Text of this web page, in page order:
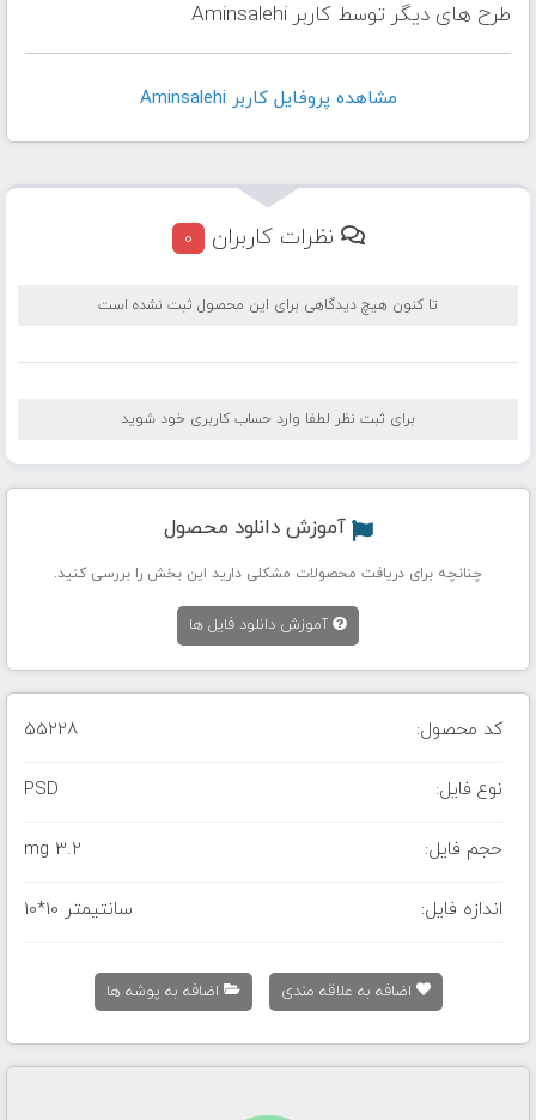
طرح های دیگر توسط کاربر Aminsalehi
مشاهده پروفايل کاربر Aminsalehi
نظرات کاربران 0
تا کنون هیچ دیدگاهی برای این محصول ثبت نشده است
برای ثبت نظر لطفا وارد حساب کاربری خود شوید
آموزش دانلود محصول
چنانچه برای دریافت محصولات مشکلی دارید این بخش را بررسی کنید.
آموزش دانلود فایل ها
کد محصول: 55228
نوع فایل: PSD
حجم فایل: 3.2 mg
اندازه فایل: 10*10 سانتیمتر
اضافه به علاقه مندی اضافه به پوشه ها